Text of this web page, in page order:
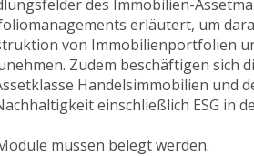
des Immobilien-
erläutert, um
von Immobilienportfolien
Zudem beschäftigen sich
Handelsimmobilien und
einschließlich ESG in
müssen belegt werden.